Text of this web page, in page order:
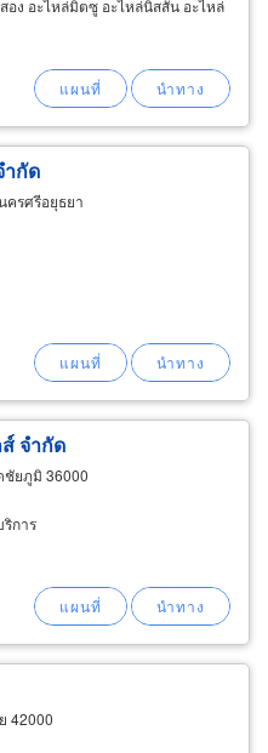
อง อะไหล่มิตซู อะไหล่นิสสัน อะไหล่
ำกัด
ครศรีอยุธยา
จำกัด
ชัยภูมิ 36000
การ
42000